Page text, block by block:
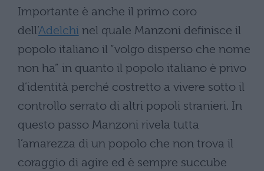
Importante è anche il primo coro
dell’Adelchinel quale Manzoni definisce il
popolo italiano il “volgo disperso che nome
non ha” in quanto il popolo italiano è privo
d’identità perché costretto a vivere sotto il
controllo serrato di altri popoli stranieri. In
questo passo Manzoni rivela tutta
l’amarezza di un popolo che non trova il
coraggio di agire ed è sempre succube